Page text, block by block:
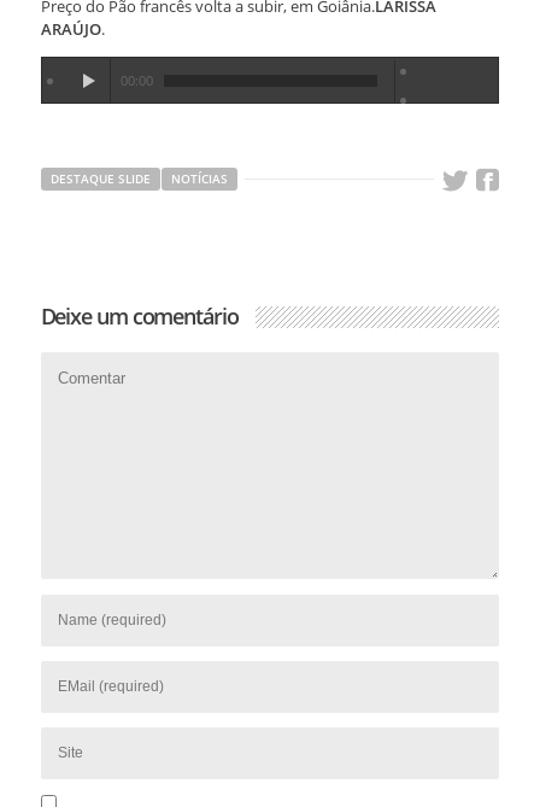
Preço do Pão francês volta a subir, em Goiânia.LARISSA
ARAÚJO.
00:00
DESTAQUE SLIDE NOTÍCIAS
Deixe um comentário